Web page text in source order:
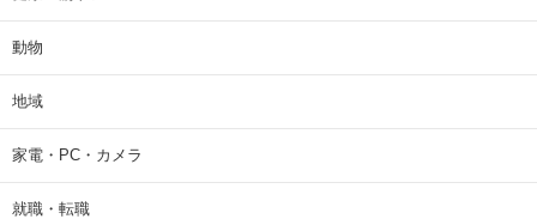
動物
地域
家電・PC・カメラ
就職・転職